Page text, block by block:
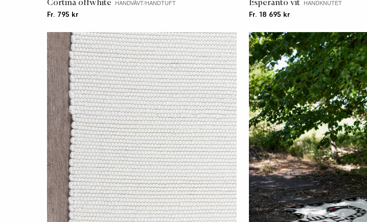
Cortina offwhite HANDVÄVT/HANDTUFT
Fr. 795 kr
Esperanto vit HANDKNUTET
Fr. 18 695 kr